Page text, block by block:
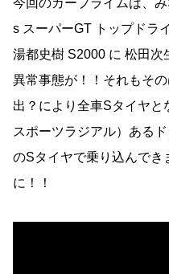
今回のカープライムは、
s スーパーGT トップドラ
湯都史樹 S2000 に 松田次
異常事態が！！それもそ
出？により全車Sタイヤと
スポーツラジアル）ある
のSタイヤで乗り込んでき
に！！